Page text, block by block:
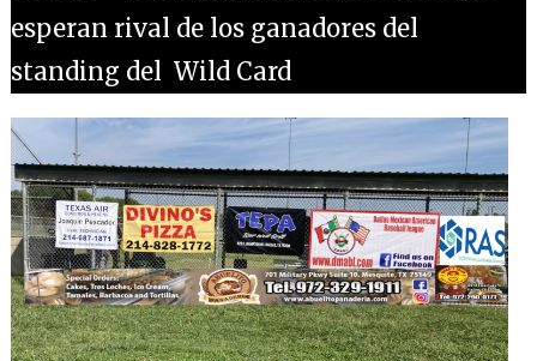
esperan rival de los ganadores del
standing del Wild Card